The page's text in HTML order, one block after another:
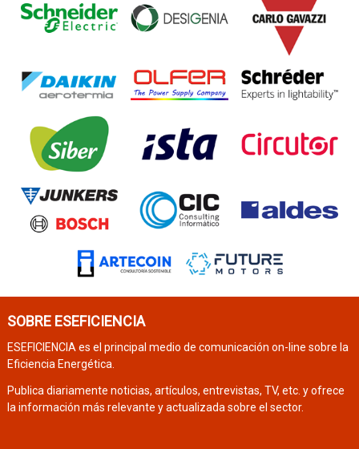
SOBRE ESEFICIENCIA
ESEFICIENCIA es el principal medio de comunicación on-line sobre la
Eficiencia Energética.
Publica diariamente noticias, artículos, entrevistas, TV, etc. y ofrece
la información más relevante y actualizada sobre el sector.